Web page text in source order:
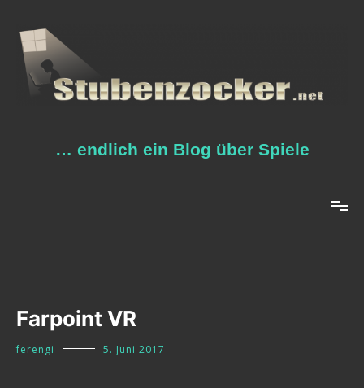
Inhalt
springen
… endlich ein Blog über Spiele
Farpoint VR
ferengi 5. Juni 2017